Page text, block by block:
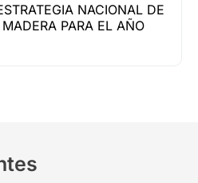
NACIONAL DE
PARA EL AÑO